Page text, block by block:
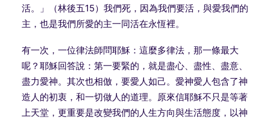
活。」（林後五15）我們死，因為我們要活，與愛我們的
主，也是我們所愛的主一同活在永恆裡。
有一次，一位律法師問耶穌：這麼多律法，那一條最大
呢？耶穌回答說：第一要緊的，就是盡心、盡性、盡意、
盡力愛神。其次也相倣，要愛人如己。愛神愛人包含了神
造人的初衷，和一切做人的道理。原來信耶穌不只是等著
上天堂，更重要是改變我們的人生方向與生活態度，以神